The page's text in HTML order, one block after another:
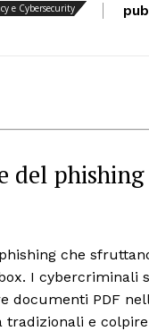
e Cybersecurity
del phishing
che
I cybercriminali
documenti PDF
tradizionali e